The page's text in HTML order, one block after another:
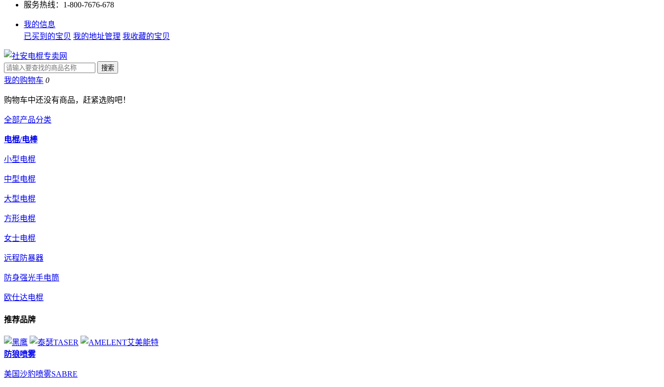
服务热线：1-800-7676-678
我的信息
已买到的宝贝 我的地址管理 我收藏的宝贝
我的购物车 0
购物车中还没有商品，赶紧选购吧！
全部产品分类
电棍/电棒
小型电棍
中型电棍
大型电棍
方形电棍
女士电棍
远程防暴器
防身强光手电筒
欧仕达电棍
推荐品牌
防狼喷雾
美国沙豹喷雾SABRE